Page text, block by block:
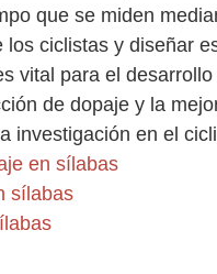
que se miden
los ciclistas y diseñar
vital para el
de dopaje y la
investigación en el
en sílabas
sílabas